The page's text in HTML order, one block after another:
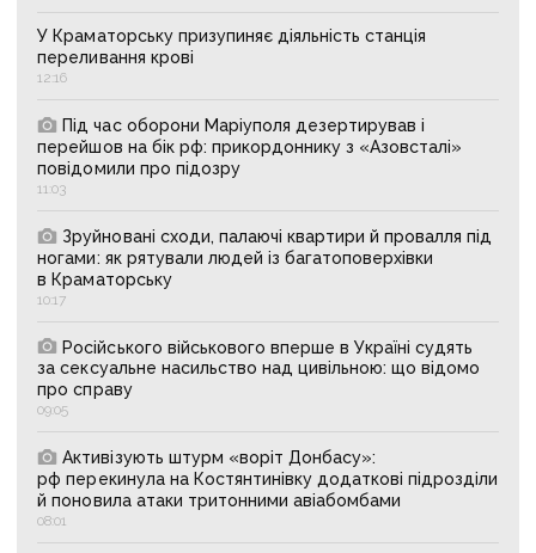
У Краматорську призупиняє діяльність станція
переливання крові
12:16
Під час оборони Маріуполя дезертирував і
перейшов на бік рф: прикордоннику з «Азовсталі»
повідомили про підозру
11:03
Зруйновані сходи, палаючі квартири й провалля під
ногами: як рятували людей із багатоповерхівки
в Краматорську
10:17
Російського військового вперше в Україні судять
за сексуальне насильство над цивільною: що відомо
про справу
09:05
Активізують штурм «воріт Донбасу»:
рф перекинула на Костянтинівку додаткові підрозділи
й поновила атаки тритонними авіабомбами
08:01